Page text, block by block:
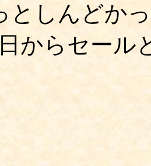
としんどか
からセール